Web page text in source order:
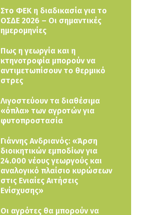
Στο ΦΕΚ η διαδικασία για το
ΟΣΔΕ 2026 – Οι σημαντικές
ημερομηνίες
Πως η γεωργία και η
κτηνοτροφία μπορούν να
αντιμετωπίσουν το θερμικό
στρες
Λιγοστεύουν τα διαθέσιμα
«όπλα» των αγροτών για
φυτοπροστασία
Γιάννης Ανδριανός: «Άρση
διοικητικών εμποδίων για
24.000 νέους γεωργούς και
αναλογικό πλαίσιο κυρώσεων
στις Ενιαίες Αιτήσεις
Ενίσχυσης»
Οι αγρότες θα μπορούν να